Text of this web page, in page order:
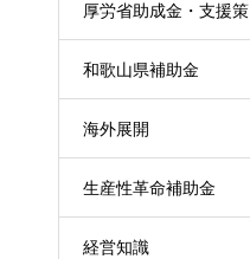
厚労省助成金・支援策
和歌山県補助金
海外展開
生産性革命補助金
経営知識